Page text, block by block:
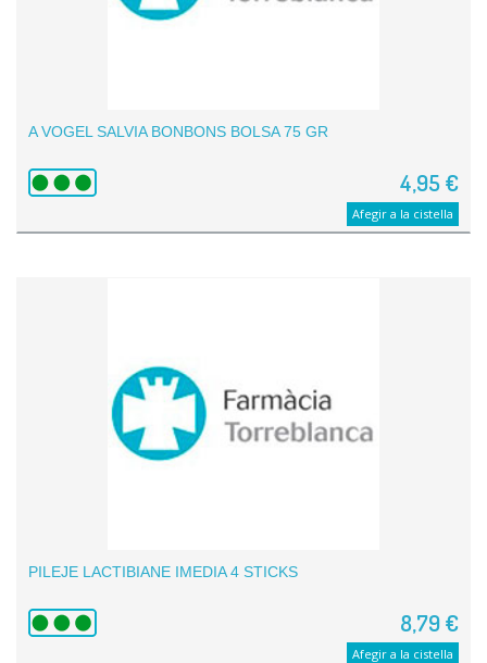
A VOGEL SALVIA BONBONS BOLSA 75 GR
4,95 €
Afegir a la cistella
PILEJE LACTIBIANE IMEDIA 4 STICKS
8,79 €
Afegir a la cistella